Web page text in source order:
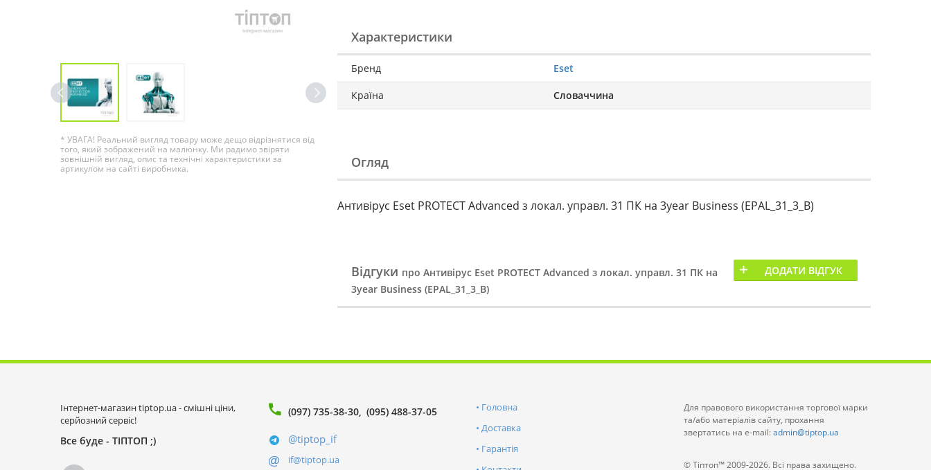
* УВАГА! Реальний вигляд товару може дещо відрізнятися від
того, який зображений на малюнку. Ми радимо звіряти
зовнішній вигляд, опис та технічні характеристики за
артикулом на сайті виробника.
Характеристики
Бренд Eset
Країна Словаччина
Огляд
Антивірус Eset PROTECT Advanced з локал. управл. 31 ПК на 3year Business (EPAL_31_3_B)
ДОДАТИ ВІДГУК
Відгуки про Антивірус Eset PROTECT Advanced з локал. управл. 31 ПК на
3year Business (EPAL_31_3_B)
Інтернет-магазин tiptop.ua - смішні ціни,
серйозний сервіс!
Все буде - ТІПТОП ;)
(097) 735-38-30 (095) 488-37-05
@tiptop_if
if@tiptop.ua
Головна
Доставка
Гарантія
Для правового використання торгової марки
та/або матеріалів сайту, прохання
звертатись на e-mail:admin@tiptop.ua
© Тіптоп™ 2009-2026. Всі права захищено.